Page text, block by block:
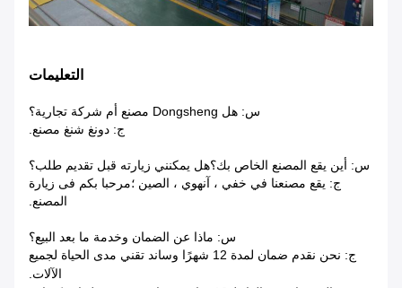
التعليمات
س: هل Dongsheng مصنع أم شركة تجارية؟
ج: دونغ شنغ مصنع.
س: أين يقع المصنع الخاص بك؟هل يمكنني زيارته قبل تقديم طلب؟
ج: يقع مصنعنا في خفي ، آنهوي ، الصين ؛مرحبا بكم فى زيارة
المصنع.
س: ماذا عن الضمان وخدمة ما بعد البيع؟
ج: نحن نقدم ضمان لمدة 12 شهرًا وساند تقني مدى الحياة لجميع
الآلات.